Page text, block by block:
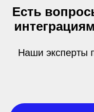
Есть
Наши эксперты